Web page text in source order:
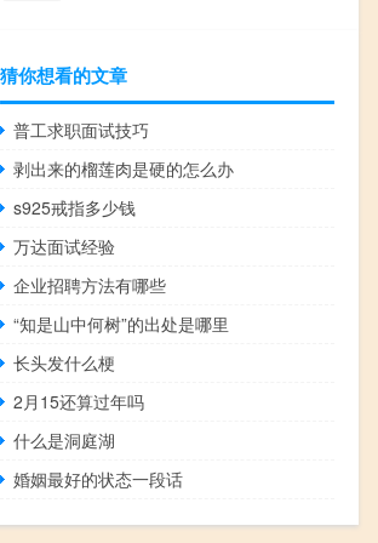
猜你想看的文章
普工求职面试技巧
剥出来的榴莲肉是硬的怎么办
s925戒指多少钱
万达面试经验
企业招聘方法有哪些
“知是山中何树”的出处是哪里
长头发什么梗
2月15还算过年吗
什么是洞庭湖
婚姻最好的状态一段话